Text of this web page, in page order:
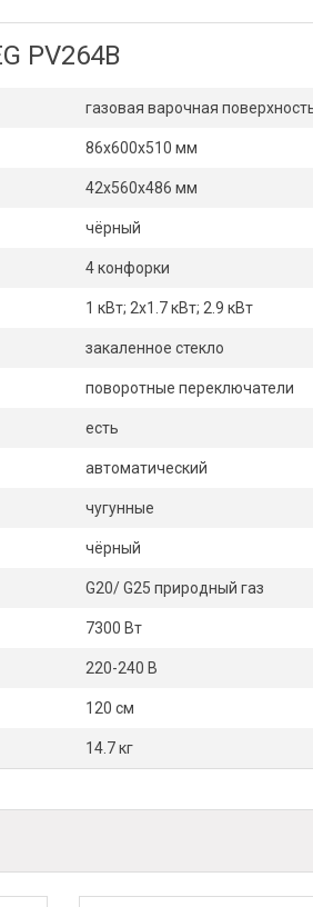
PV264B
газовая варочная
86х600х510 мм
42х560х486 мм
чёрный
4 конфорки
1 кВт; 2х1.7 кВт; 2.9 кВт
закаленное стекло
поворотные переключатели
есть
автоматический
чугунные
чёрный
G20/ G25 природный газ
7300 Вт
220-240 В
120 см
14.7 кг